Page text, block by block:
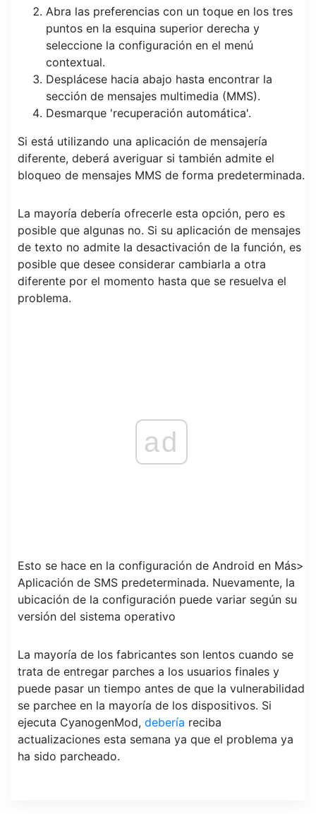
Abra las preferencias con un toque en los tres
puntos en la esquina superior derecha y
seleccione la configuración en el menú
contextual.
Desplácese hacia abajo hasta encontrar la
sección de mensajes multimedia (MMS).
Desmarque 'recuperación automática'.
Si está utilizando una aplicación de mensajería
diferente, deberá averiguar si también admite el
bloqueo de mensajes MMS de forma predeterminada.
La mayoría debería ofrecerle esta opción, pero es
posible que algunas no. Si su aplicación de mensajes
de texto no admite la desactivación de la función, es
posible que desee considerar cambiarla a otra
diferente por el momento hasta que se resuelva el
problema.
ad
Esto se hace en la configuración de Android en Más>
Aplicación de SMS predeterminada. Nuevamente, la
ubicación de la configuración puede variar según su
versión del sistema operativo
La mayoría de los fabricantes son lentos cuando se
trata de entregar parches a los usuarios finales y
puede pasar un tiempo antes de que la vulnerabilidad
se parchee en la mayoría de los dispositivos. Si
ejecuta CyanogenMod, debería reciba
actualizaciones esta semana ya que el problema ya
ha sido parcheado.